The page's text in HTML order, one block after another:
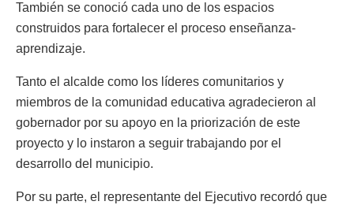
También se conoció cada uno de los espacios
construidos para fortalecer el proceso enseñanza-
aprendizaje.
Tanto el alcalde como los líderes comunitarios y
miembros de la comunidad educativa agradecieron al
gobernador por su apoyo en la priorización de este
proyecto y lo instaron a seguir trabajando por el
desarrollo del municipio.
Por su parte, el representante del Ejecutivo recordó que